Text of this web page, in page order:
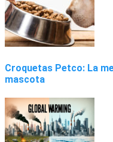
Croquetas Petco: La
mascota